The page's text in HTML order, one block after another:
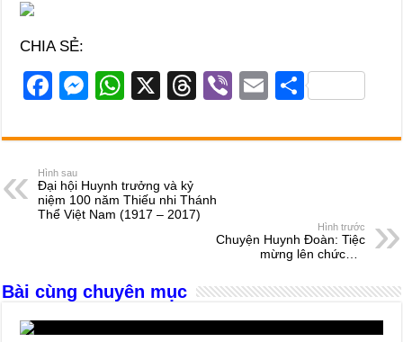
CHIA SẺ:
F
c
e
b
o
k
M
ss
n
g
W
at
A
p
X
T
e
d
s
Vi
er
E
ail
S
ar
Hình sau
Đại hội Huynh trưởng và kỷ
niệm 100 năm Thiếu nhi Thánh
Thể Việt Nam (1917 – 2017)
Hình trước
Chuyện Huynh Đoàn: Tiệc
mừng lên chức…
Bài cùng chuyên mục